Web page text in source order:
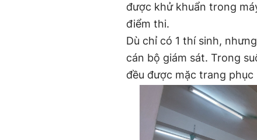
được khử khuẩn trong
điểm thi.
Dù chỉ có 1 thí sinh,
cán bộ giám sát. Trong
đều được mặc trang